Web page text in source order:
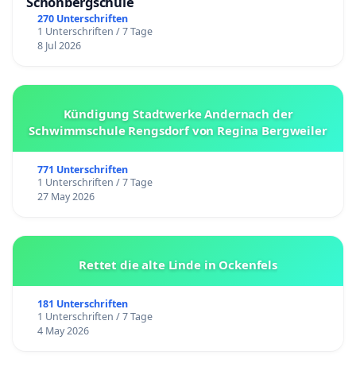
270 Unterschriften
1 Unterschriften / 7 Tage
8 Jul 2026
Kündigung Stadtwerke Andernach der
Schwimmschule Rengsdorf von Regina Bergweiler
771 Unterschriften
1 Unterschriften / 7 Tage
27 May 2026
Rettet die alte Linde in Ockenfels
181 Unterschriften
1 Unterschriften / 7 Tage
4 May 2026